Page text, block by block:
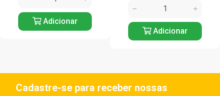
Adicionar
Adicionar
Cadastre-se para receber nossas